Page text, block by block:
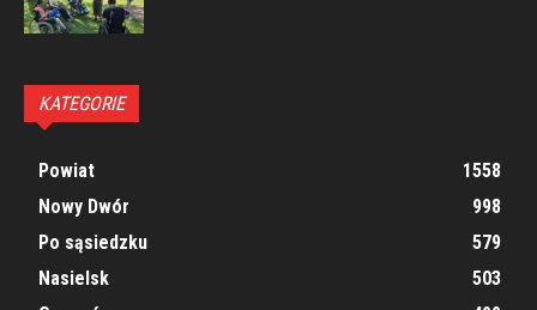
KATEGORIE
Powiat
1558
Nowy Dwór
998
Po sąsiedzku
579
Nasielsk
503